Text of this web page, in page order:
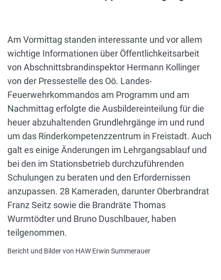
Am Vormittag standen interessante und vor allem
wichtige Informationen über Öffentlichkeitsarbeit
von Abschnittsbrandinspektor Hermann Kollinger
von der Pressestelle des Oö. Landes-
Feuerwehrkommandos am Programm und am
Nachmittag erfolgte die Ausbildereinteilung für die
heuer abzuhaltenden Grundlehrgänge im und rund
um das Rinderkompetenzzentrum in Freistadt. Auch
galt es einige Änderungen im Lehrgangsablauf und
bei den im Stationsbetrieb durchzuführenden
Schulungen zu beraten und den Erfordernissen
anzupassen. 28 Kameraden, darunter Oberbrandrat
Franz Seitz sowie die Brandräte Thomas
Wurmtödter und Bruno Duschlbauer, haben
teilgenommen.
Bericht und Bilder von HAW Erwin Summerauer